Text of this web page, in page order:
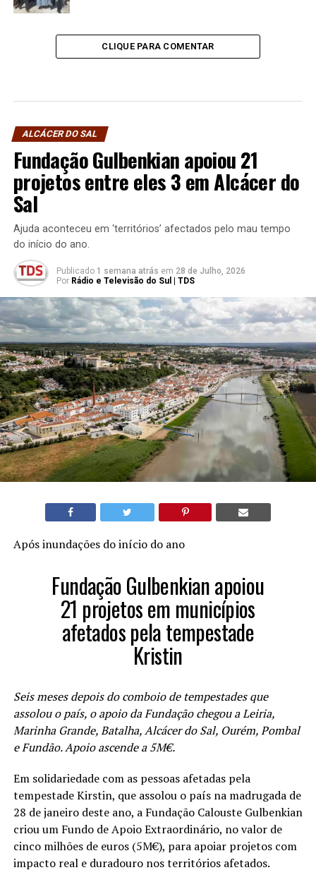
CLIQUE PARA COMENTAR
ALCÁCER DO SAL
Fundação Gulbenkian apoiou 21
projetos entre eles 3 em Alcácer do
Sal
Ajuda aconteceu em ‘territórios’ afectados pelo mau tempo
do início do ano.
Publicado 1 semana atrás em 28 de Julho, 2026
Por Rádio e Televisão do Sul | TDS
Após inundações do início do ano
Fundação Gulbenkian apoiou
21 projetos em municípios
afetados pela tempestade
Kristin
Seis meses depois do comboio de tempestades que
assolou o país, o apoio da Fundação chegou a Leiria,
Marinha Grande, Batalha, Alcácer do Sal, Ourém, Pombal
e Fundão. Apoio ascende a 5M€.
Em solidariedade com as pessoas afetadas pela
tempestade Kirstin, que assolou o país na madrugada de
28 de janeiro deste ano, a Fundação Calouste Gulbenkian
criou um Fundo de Apoio Extraordinário, no valor de
cinco milhões de euros (5M€), para apoiar projetos com
impacto real e duradouro nos territórios afetados.